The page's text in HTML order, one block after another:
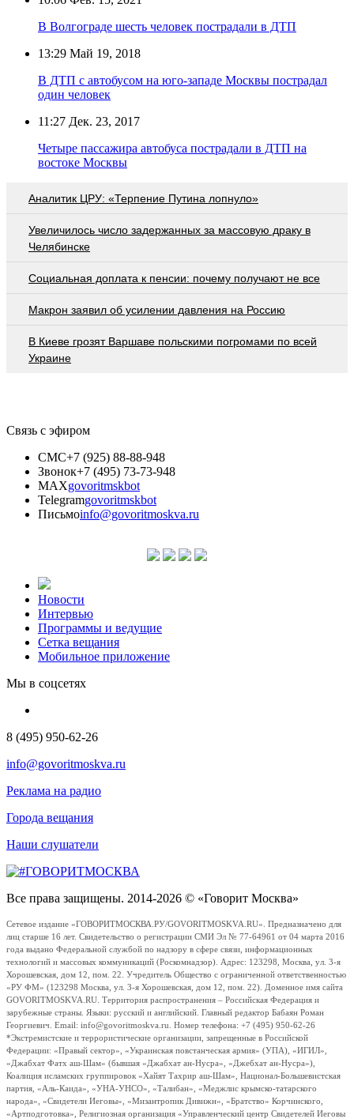
В Волгограде шесть человек пострадали в ДТП
13:29 Май 19, 2018
В ДТП с автобусом на юго-западе Москвы пострадал
один человек
11:27 Дек. 23, 2017
Четыре пассажира автобуса пострадали в ДТП на
востоке Москвы
Аналитик ЦРУ: «Терпение Путина лопнуло»
Увеличилось число задержанных за массовую драку в
Челябинске
Социальная доплата к пенсии: почему получают не все
Макрон заявил об усилении давления на Россию
В Киеве грозят Варшаве польскими погромами по всей
Украине
Связь с эфиром
СМС+7 (925) 88-88-948
Звонок+7 (495) 73-73-948
MAXgovoritmskbot
Telegramgovoritmskbot
Письмоinfo@govoritmoskva.ru
Новости
Интервью
Программы и ведущие
Сетка вещания
Мобильное приложение
Мы в соцсетях
8 (495) 950-62-26
info@govoritmoskva.ru
Реклама на радио
Города вещания
Наши слушатели
Все права защищены. 2014-2026 © «Говорит Москва»
Сетевое издание «ГОВОРИТМОСКВА.РУ/GOVORITMOSKVA.RU». Предназначено для
лиц старше 16 лет. Свидетельство о регистрации СМИ Эл № 77-64961 от 04 марта 2016
года выдано Федеральной службой по надзору в сфере связи, информационных
технологий и массовых коммуникаций (Роскомнадзор). Адрес: 123298, Москва, ул. 3-я
Хорошевская, дом 12, пом. 22. Учредитель Общество с ограниченной ответственностью
«РУ ФМ» (123298 Москва, ул. 3-я Хорошевская, дом 12, пом. 22). Доменное имя сайта
GOVORITMOSKVA.RU. Территория распространения – Российская Федерация и
зарубежные страны. Языки: русский и английский. Главный редактор Бабаян Роман
Георгиевич. Email: info@govoritmoskva.ru. Номер телефона: +7 (495) 950-62-26
*Экстремистские и террористические организации, запрещенные в Российской
Федерации: «Правый сектор», «Украинская повстанческая армия» (УПА), «ИГИЛ»,
«Джабхат Фатх аш-Шам» (бывшая «Джабхат ан-Нусра», «Джебхат ан-Нусра»),
Коалиция исламских группировок «Хайят Тахрир аш-Шам», Национал-Большевистская
партия, «Аль-Каида», «УНА-УНСО», «Талибан», «Меджлис крымско-татарского
народа», «Свидетели Иеговы», «Мизантропик Дивижн», «Братство» Корчинского,
«Артподготовка», Религиозная организация «Управленческий центр Свидетелей Иеговы